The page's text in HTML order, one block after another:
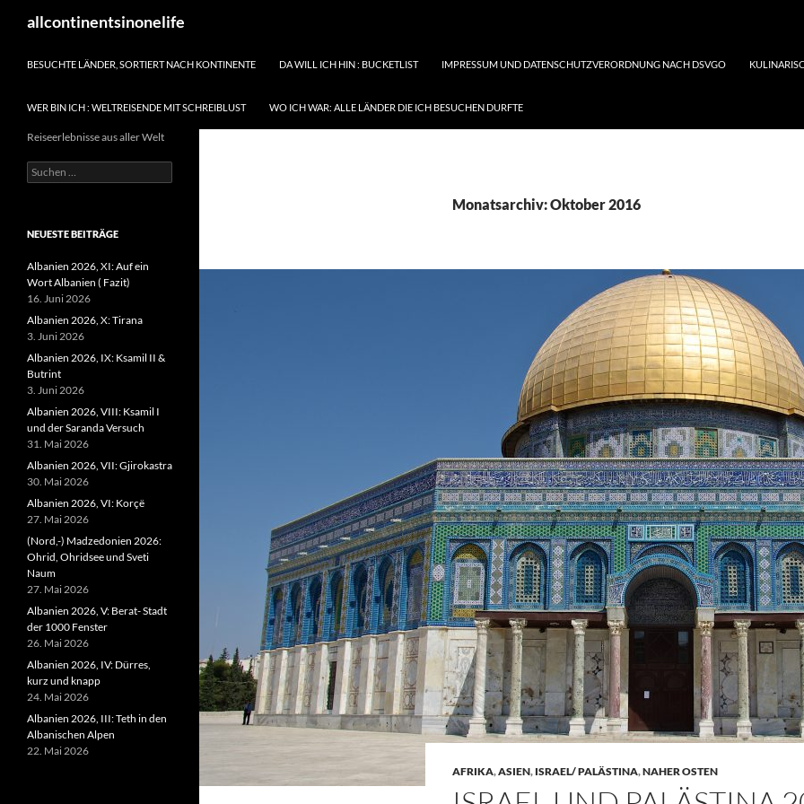
Inhaltallcontinentsinonelife
BESUCHTE LÄNDER, SORTIERT NACH KONTINENTE DA WILL ICH HIN : BUCKETLIST IMPRESSUM UND DATENSCHUTZVERORDNUNG NACH DSVGO
WER BIN ICH : WELTREISENDE MIT SCHREIBLUST WO ICH WAR: ALLE LÄNDER DIE ICH BESUCHEN DURFTE
Monatsarchiv: Oktober 2016
AFRIKA,ASIEN, ISRAEL/ PALÄSTINA,NAHER OSTEN
Reiseerlebnisse aus aller Welt
Suchen
nach:
NEUESTE BEITRÄGE
Albanien 2026, XI: Auf ein
Wort Albanien ( Fazit)
16. Juni 2026
Albanien 2026, X: Tirana
3. Juni 2026
Albanien 2026, IX: Ksamil II &
Butrint
3. Juni 2026
Albanien 2026, VIII: Ksamil I
und der Saranda Versuch
31. Mai 2026
Albanien 2026, VII: Gjirokastra
30. Mai 2026
Albanien 2026, VI: Korçë
27. Mai 2026
(Nord,-) Madzedonien 2026:
Ohrid, Ohridsee und Sveti
Naum
27. Mai 2026
Albanien 2026, V: Berat- Stadt
der 1000 Fenster
26. Mai 2026
Albanien 2026, IV: Dürres,
kurz und knapp
24. Mai 2026
Albanien 2026, III: Teth in den
Albanischen Alpen
22. Mai 2026